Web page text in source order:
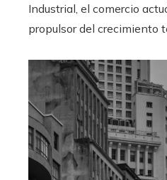
Industrial, el comercio
propulsor del crecimiento